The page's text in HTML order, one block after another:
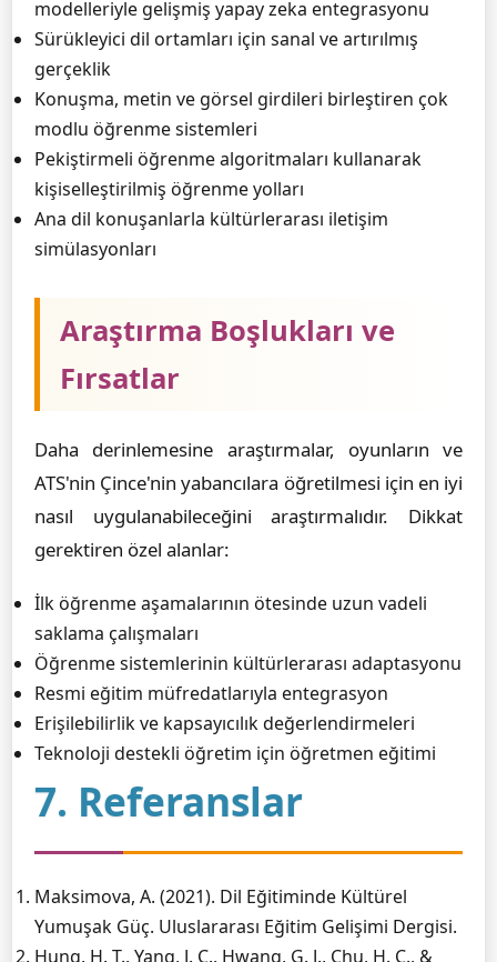
modelleriyle gelişmiş yapay zeka entegrasyonu
Sürükleyici dil ortamları için sanal ve artırılmış
gerçeklik
Konuşma, metin ve görsel girdileri birleştiren çok
modlu öğrenme sistemleri
Pekiştirmeli öğrenme algoritmaları kullanarak
kişiselleştirilmiş öğrenme yolları
Ana dil konuşanlarla kültürlerarası iletişim
simülasyonları
Araştırma Boşlukları ve
Fırsatlar
Daha derinlemesine araştırmalar, oyunların ve
ATS'nin Çince'nin yabancılara öğretilmesi için en iyi
nasıl uygulanabileceğini araştırmalıdır. Dikkat
gerektiren özel alanlar:
İlk öğrenme aşamalarının ötesinde uzun vadeli
saklama çalışmaları
Öğrenme sistemlerinin kültürlerarası adaptasyonu
Resmi eğitim müfredatlarıyla entegrasyon
Erişilebilirlik ve kapsayıcılık değerlendirmeleri
Teknoloji destekli öğretim için öğretmen eğitimi
7. Referanslar
Maksimova, A. (2021). Dil Eğitiminde Kültürel
Yumuşak Güç. Uluslararası Eğitim Gelişimi Dergisi.
Hung, H. T., Yang, J. C., Hwang, G. J., Chu, H. C., &